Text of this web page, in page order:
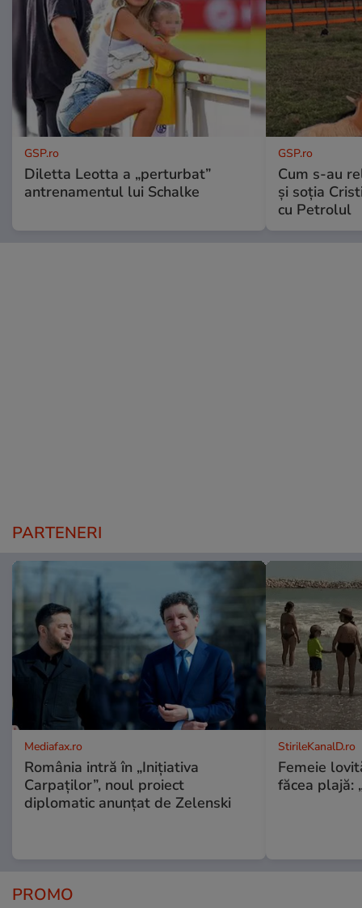
GSP.ro
Diletta Leotta a „perturbat”
antrenamentul lui Schalke
GSP.ro
Cum s-au
și soția
cu Petrolul
PARTENERI
Mediafax.ro
România intră în „Inițiativa
Carpaților”, noul proiect
diplomatic anunțat de Zelenski
StirileKanalD.ro
Femeie
făcea plajă:
PROMO